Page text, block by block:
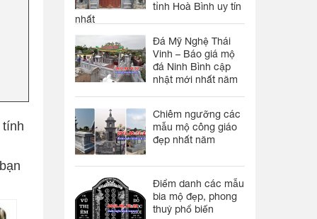
tỉnh Hoà Bình uy tín
nhất
Đá Mỹ Nghệ Thái
Vinh – Báo giá mộ
đá Ninh Bình cập
nhật mới nhất năm
Chiêm ngưỡng các
mẫu mộ công giáo
đẹp nhất năm
Điểm danh các mẫu
bia mộ đẹp, phong
thuỷ phổ biến